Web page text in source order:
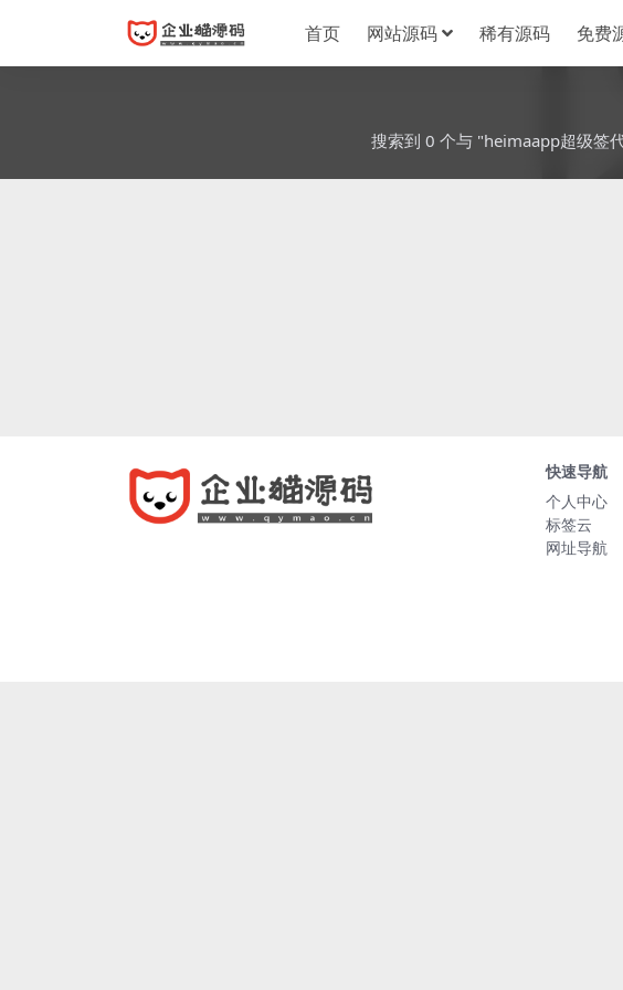
首页 网站源码 稀有源码 免费
搜索到 0 个与 "heimaapp超级签
快速导航
个人中心
标签云
网址导航